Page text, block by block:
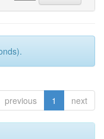
previous 1 next